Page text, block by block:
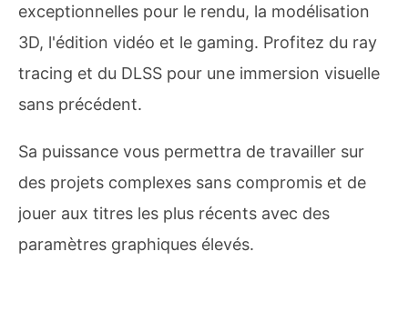
exceptionnelles pour le rendu, la modélisation
3D, l'édition vidéo et le gaming. Profitez du ray
tracing et du DLSS pour une immersion visuelle
sans précédent.
Sa puissance vous permettra de travailler sur
des projets complexes sans compromis et de
jouer aux titres les plus récents avec des
paramètres graphiques élevés.